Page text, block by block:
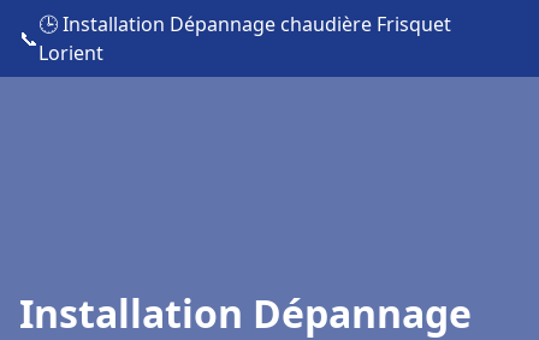
📞
🕒 Installation Dépannage chaudière Frisquet
Lorient
Installation Dépannage